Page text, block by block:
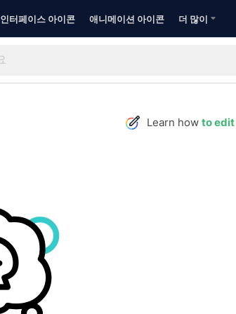
인터페이스 아이콘 애니메이션 아이콘 더 많이
Learn how to edit